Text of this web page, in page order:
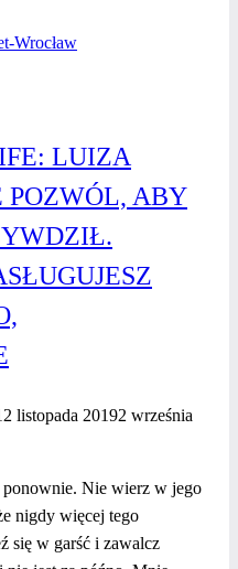
LUIZA
POZWÓL, ABY
listopada 20192 września
ponownie. Nie wierz w jego
nigdy więcej tego
się w garść i zawalcz